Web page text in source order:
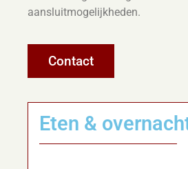
aansluitmogelijkheden.
Contact
Eten &